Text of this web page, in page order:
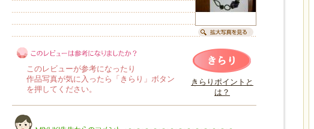
このレビューが参考になったり
作品写真が気に入ったら「きらり」ボタン
を押してください。
きらりポイントと
は？